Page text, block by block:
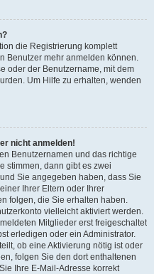
die Registrierung komplett
Benutzer mehr anmelden können.
oder der Benutzername, mit dem
Um Hilfe zu erhalten, wenden
nicht anmelden!
Benutzernamen und das richtige
stimmen, dann gibt es zwei
Sie angegeben haben, dass Sie
Ihrer Eltern oder Ihrer
folgen, die Sie erhalten haben.
vielleicht aktiviert werden.
Mitglieder erst freigeschaltet
erledigen oder ein Administrator.
ob eine Aktivierung nötig ist oder
folgen Sie den dort enthaltenen
Ihre E-Mail-Adresse korrekt